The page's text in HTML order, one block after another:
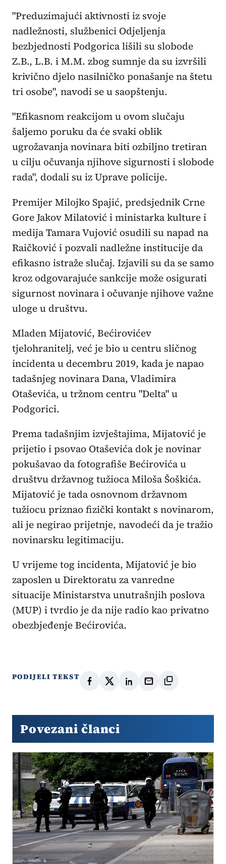
"Preduzimajući aktivnosti iz svoje
nadležnosti, službenici Odjeljenja
bezbjednosti Podgorica lišili su slobode
Z.B., L.B. i M.M. zbog sumnje da su izvršili
krivično djelo nasilničko ponašanje na štetu
tri osobe", navodi se u saopštenju.
"Efikasnom reakcijom u ovom slučaju
šaljemo poruku da će svaki oblik
ugrožavanja novinara biti ozbiljno tretiran
u cilju očuvanja njihove sigurnosti i slobode
rada", dodali su iz Uprave policije.
Premijer Milojko Spajić, predsjednik Crne
Gore Jakov Milatović i ministarka kulture i
medija Tamara Vujović osudili su napad na
Raičković i pozvali nadležne institucije da
efikasno istraže slučaj. Izjavili su da se samo
kroz odgovarajuće sankcije može osigurati
sigurnost novinara i očuvanje njihove važne
uloge u društvu.
Mladen Mijatović, Bećirovićev
tjelohranitelj, već je bio u centru sličnog
incidenta u decembru 2019, kada je napao
tadašnjeg novinara Dana, Vladimira
Otaševića, u tržnom centru "Delta" u
Podgorici.
Prema tadašnjim izvještajima, Mijatović je
prijetio i psovao Otaševića dok je novinar
pokušavao da fotografiše Bećirovića u
društvu državnog tužioca Miloša Šoškića.
Mijatović je tada osnovnom državnom
tužiocu priznao fizički kontakt s novinarom,
ali je negirao prijetnje, navodeći da je tražio
novinarsku legitimaciju.
U vrijeme tog incidenta, Mijatović je bio
zaposlen u Direktoratu za vanredne
situacije Ministarstva unutrašnjih poslova
(MUP) i tvrdio je da nije radio kao privatno
obezbjeđenje Bećirovića.
PODIJELI TEKST
Povezani članci